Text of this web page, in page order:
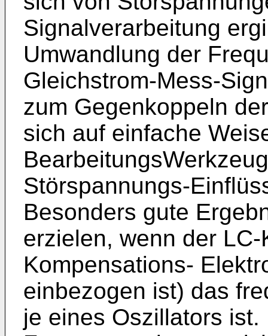
Signalverarbeitung
Umwandlung der
Gleichstrom-Mess-
zum Gegenkoppeln
sich auf einfache
Störspannungs-
Besonders gute
erzielen, wenn der
Kompensations-
einbezogen ist) das
je eines Oszillators